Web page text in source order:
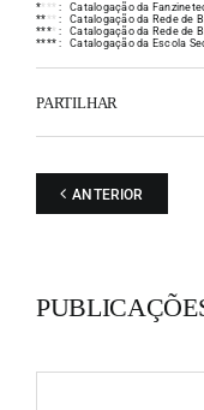
** * * :
Catalogação da
** * * :
Catalogação da Rede de
**** :
Catalogação da Rede de
**** : Catalogação da Escola
PARTILHAR
ANTERIOR